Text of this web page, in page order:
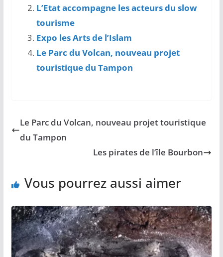
L’Etat accompagne les acteurs du slow
tourisme
Expo les Arts de l’Islam
Le Parc du Volcan, nouveau projet
touristique du Tampon
Le Parc du Volcan, nouveau projet touristique
du Tampon
Les pirates de l’île Bourbon
Vous pourrez aussi aimer